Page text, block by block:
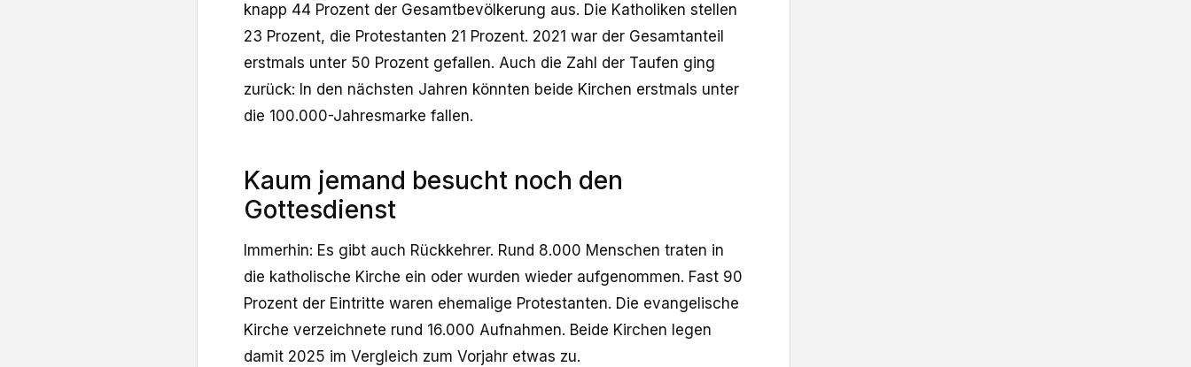
knapp 44 Prozent der Gesamtbevölkerung aus. Die Katholiken stellen
23 Prozent, die Protestanten 21 Prozent. 2021 war der Gesamtanteil
erstmals unter 50 Prozent gefallen. Auch die Zahl der Taufen ging
zurück: In den nächsten Jahren könnten beide Kirchen erstmals unter
die 100.000-Jahresmarke fallen.
Kaum jemand besucht noch den
Gottesdienst
Immerhin: Es gibt auch Rückkehrer. Rund 8.000 Menschen traten in
die katholische Kirche ein oder wurden wieder aufgenommen. Fast 90
Prozent der Eintritte waren ehemalige Protestanten. Die evangelische
Kirche verzeichnete rund 16.000 Aufnahmen. Beide Kirchen legen
damit 2025 im Vergleich zum Vorjahr etwas zu.